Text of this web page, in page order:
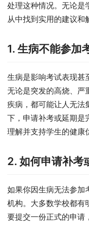
处理这种情况。无论是
从中找到实用的建议和
1. 生病不能参加
生病是影响考试表现甚
无论是突发的高烧、严
疾病，都可能让人无法
下，申请补考或延期是
理解并支持学生的健康
2. 如何申请补考
如果你因生病无法参加
机构。大多数学校都有
要提交一份正式的申请